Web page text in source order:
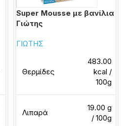
Super Mousse με βανίλια
Γιώτης
ΓΙΩΤΗΣ
Θερμίδες
483.00
kcal /
100g
Λιπαρά
19.00 g
/ 100g